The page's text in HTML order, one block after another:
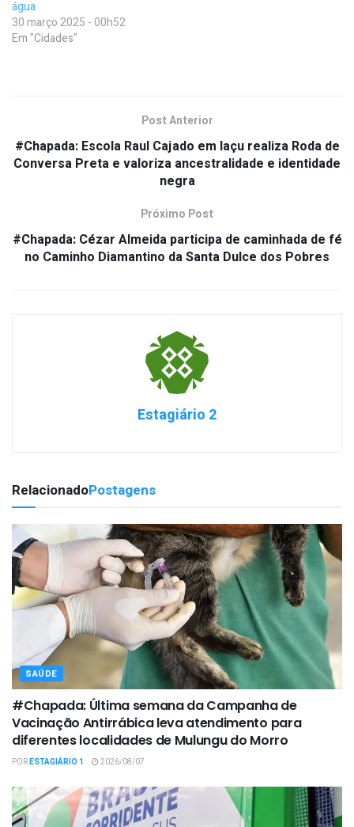
água
30 março 2025 - 00h52
Em "Cidades"
Post Anterior
#Chapada: Escola Raul Cajado em Iaçu realiza Roda de
Conversa Preta e valoriza ancestralidade e identidade
negra
Próximo Post
#Chapada: Cézar Almeida participa de caminhada de fé
no Caminho Diamantino da Santa Dulce dos Pobres
Estagiário 2
RelacionadoPostagens
SAÚDE
#Chapada: Última semana da Campanha de
Vacinação Antirrábica leva atendimento para
diferentes localidades de Mulungu do Morro
PORESTAGIÁRIO 1 2026/08/07